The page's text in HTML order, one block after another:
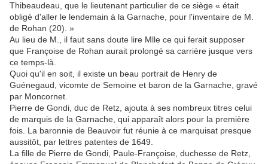
Thibeaudeau, que le lieutenant particulier de ce siège « était
obligé d'aller le lendemain à la Garnache, pour l'inventaire de M.
de Rohan (20). »
Au lieu de M., il faut sans doute lire Mlle ce qui ferait supposer
que Françoise de Rohan aurait prolongé sa carrière jusque vers
ce temps-là.
Quoi qu'il en soit, il existe un beau portrait de Henry de
Guénegaud, vicomte de Semoine et baron de la Garnache, gravé
par Moncornet.
Pierre de Gondi, duc de Retz, ajouta à ses nombreux titres celui
de marquis de la Garnache, qui apparaît alors pour la première
fois. La baronnie de Beauvoir fut réunie à ce marquisat presque
aussitôt, par lettres patentes de 1649.
La fille de Pierre de Gondi, Paule-Françoise, duchesse de Retz,